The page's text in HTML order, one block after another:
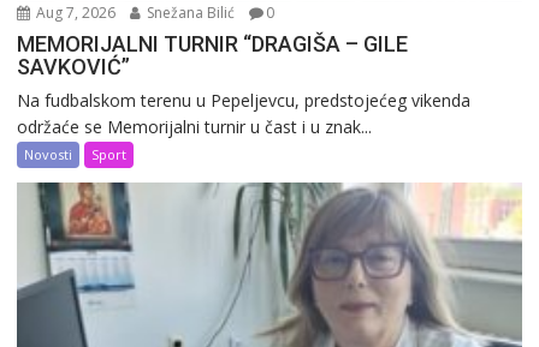
Aug 7, 2026 Snežana Bilić 0
MEMORIJALNI TURNIR “DRAGIŠA – GILE
SAVKOVIĆ”
Na fudbalskom terenu u Pepeljevcu, predstojećeg vikenda
održaće se Memorijalni turnir u čast i u znak...
Novosti Sport